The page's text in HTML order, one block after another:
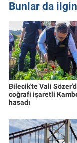
Bunlar da
Bilecik'te Vali
coğrafi işaretli
hasadı